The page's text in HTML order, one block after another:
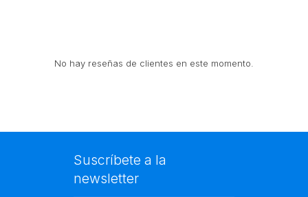
No hay reseñas de clientes en este momento.
Suscríbete a la
newsletter